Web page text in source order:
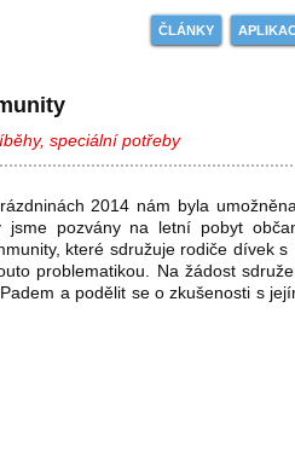
ČLÁNKY
, speciální potřeby
2014 nám byla
jsme pozvány na letní pobyt
které sdružuje rodiče dívek s
problematikou. Na žádost
a podělit se o zkušenosti s